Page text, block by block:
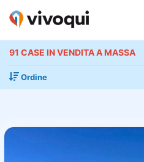
91 CASE IN VENDITA A MASSA
Ordine